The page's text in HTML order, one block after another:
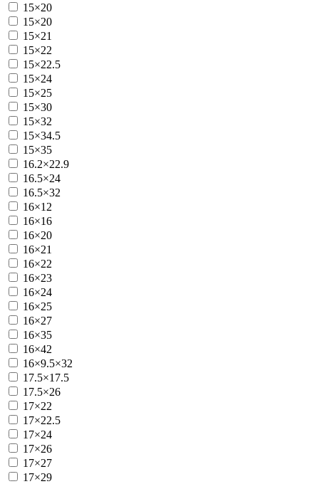
15×20
15×20
15×21
15×22
15×22.5
15×24
15×25
15×30
15×32
15×34.5
15×35
16.2×22.9
16.5×24
16.5×32
16×12
16×16
16×20
16×21
16×22
16×23
16×24
16×25
16×27
16×35
16×42
16×9.5×32
17.5×17.5
17.5×26
17×22
17×22.5
17×24
17×26
17×27
17×29